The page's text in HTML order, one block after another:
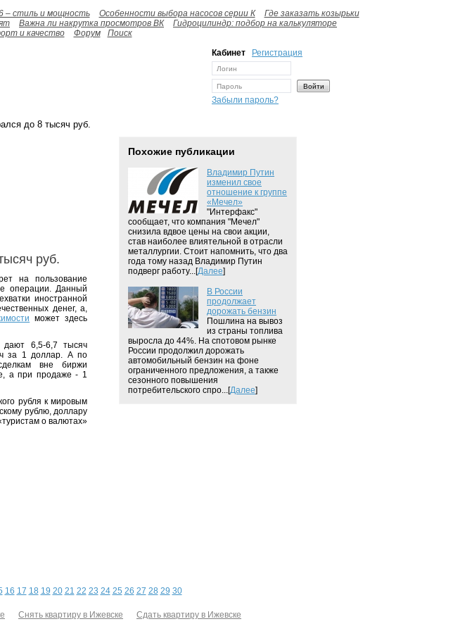
– стиль и мощность Особенности выбора насосов серии К
Где заказать козырьки
Важна ли накрутка просмотров ВК
Гидроцилиндр: подбор на калькуляторе
и качество
Форум Поиск
Кабинет Регистрация
Забыли пароль?
до 8 тысяч руб.
руб.
на пользование
операции. Данный
иностранной
денег, а,
может здесь
6,5-6,7 тысяч
за 1 доллар. А по
вне биржи
а при продаже - 1
рубля к мировым
рублю, доллару
о валютах»
Похожие публикации
Владимир Путин
изменил свое
отношение к группе
«Мечел»
"Интерфакс"
сообщает, что компания "Мечел"
снизила вдвое цены на свои акции,
став наиболее влиятельной в отрасли
металлургии. Стоит напомнить, что два
года тому назад Владимир Путин
подверг работу...[Далее]
В России
продолжает
дорожать бензин
Пошлина на вывоз
из страны топлива
выросла до 44%. На спотовом рынке
России продолжил дорожать
автомобильный бензин на фоне
ограниченного предложения, а также
сезонного повышения
потребительского спро...[Далее]
16 17 18 19 20 21 22 23 24 25 26 27 28 29 30
Снять квартиру в Ижевске Сдать квартиру в Ижевске